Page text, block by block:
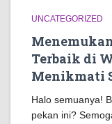
UNCATEGORIZED
Terbaik di
Menikmati
Halo semuanya!
pekan ini?